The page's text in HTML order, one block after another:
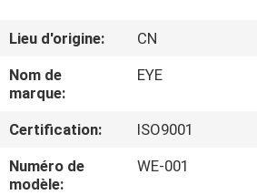
DE
NOUS
VISITE
D'USINE
Lieu d'origine:
CN
Nom de
marque:
EYE
Certification:
ISO9001
Numéro de
modèle:
WE-001